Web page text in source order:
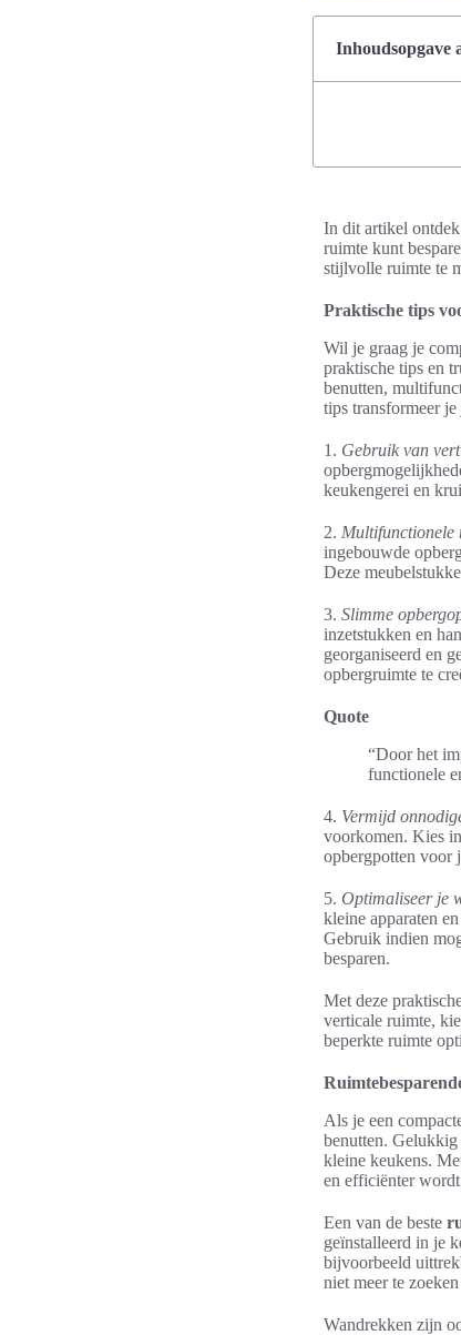
Inhoudsopgave
In dit artikel
ruimte kunt
stijlvolle ruimte te
Praktische tips
Wil je graag je
praktische tips en
benutten,
tips transformeer
1. Gebruik van
keukengerei en
2. Multifunctionele
ingebouwde
Deze
3. Slimme
inzetstukken en
georganiseerd en
opbergruimte te
Quote
“Door het
functionele
4. Vermijd
voorkomen. Kies
opbergpotten voor
5. Optimaliseer je
kleine apparaten
Gebruik indien
besparen.
Met deze
verticale ruimte,
beperkte ruimte
Als je een
benutten.
kleine keukens.
en efficiënter
Een van de beste
geïnstalleerd in je
bijvoorbeeld
niet meer te
Wandrekken zijn